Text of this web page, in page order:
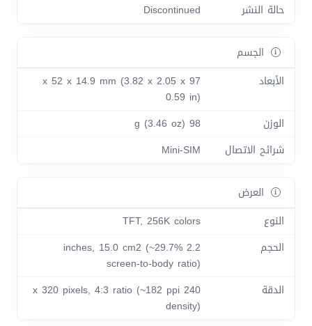
حالة النشر
Discontinued
الجسم
الأبعاد
97 x 52 x 14.9 mm (3.82 x 2.05 x
0.59 in)
الوزن
98 g (3.46 oz)
شرائح الاتصال
Mini-SIM
العرض
النوع
TFT, 256K colors
الحجم
2.2 inches, 15.0 cm2 (~29.7%
screen-to-body ratio)
الدقة
240 x 320 pixels, 4:3 ratio (~182 ppi
density)